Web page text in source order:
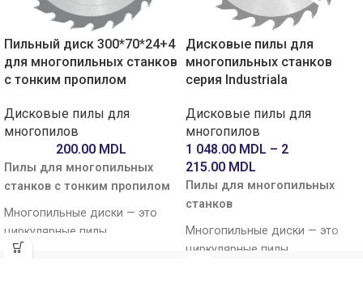
Пильный диск 300*70*24+4
для многопильных станков
с тонким пропилом
Дисковые пилы для
многопилов
200.00 MDL
Пилы для многопильных
станков с тонким пропилом
Многопильные диски — это
циркулярные пилы,
предназначенные для
Дисковые пилы для
многопильных станков
серия Industriala
Дисковые пилы для
многопилов
1 048.00 MDL – 2
215.00 MDL
Пилы для многопильных
станков
Многопильные диски — это
циркулярные пилы,